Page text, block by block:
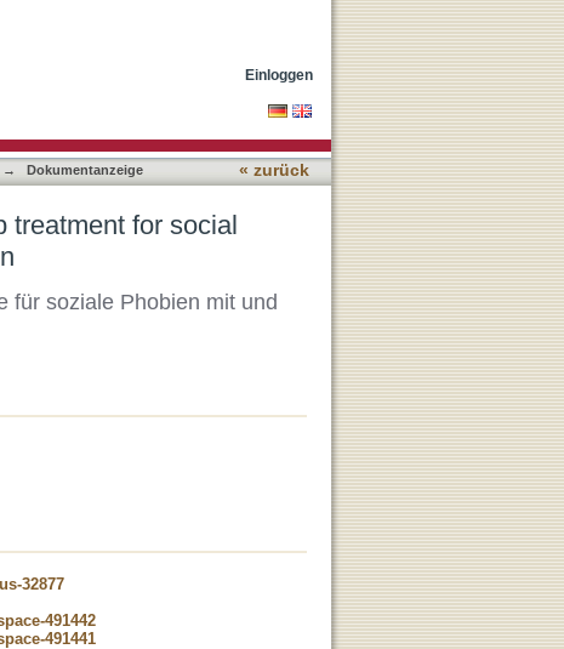
Einloggen
→ Dokumentanzeige « zurück
treatment for social
für soziale Phobien mit und
32877
491442
491441